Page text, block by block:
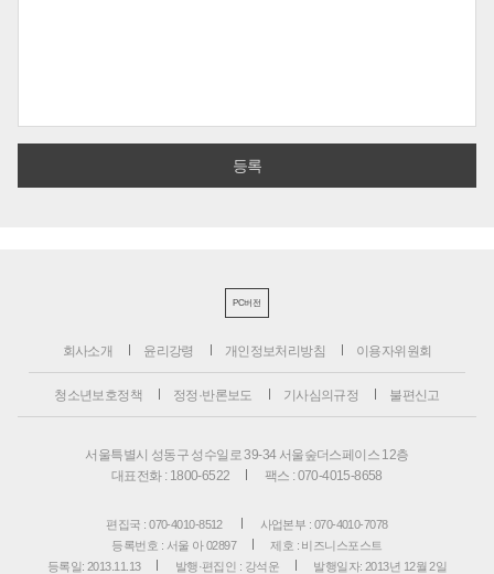
PC버전
회사소개 윤리강령 개인정보처리방침 이용자위원회
청소년보호정책 정정·반론보도 기사심의규정 불편신고
서울특별시 성동구 성수일로 39-34 서울숲더스페이스 12층
대표전화 : 1800-6522
팩스 : 070-4015-8658
편집국 : 070-4010-8512
사업본부 : 070-4010-7078
등록번호 : 서울 아 02897
제호 : 비즈니스포스트
등록일: 2013.11.13
발행·편집인 : 강석운 발행일자: 2013년 12월 2일